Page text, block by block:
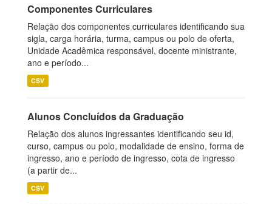
Componentes Curriculares
Relação dos componentes curriculares identificando sua
sigla, carga horária, turma, campus ou polo de oferta,
Unidade Acadêmica responsável, docente ministrante,
ano e período...
CSV
Alunos Concluídos da Graduação
Relação dos alunos ingressantes identificando seu id,
curso, campus ou polo, modalidade de ensino, forma de
ingresso, ano e período de ingresso, cota de ingresso
(a partir de...
CSV